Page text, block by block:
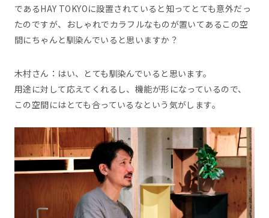
であるHAY TOKYOに設置されていると知ってとても意外だっ
たのですが、おしゃれでカラフルなものが置いてあるこの空
間にちゃんと馴染んでいると思いますか？
木村さん：はい、とても馴染んでいると思います。
用途に対して応えてくれるし、機能が形になっているので、
この空間にはとても合っているなという気がします。